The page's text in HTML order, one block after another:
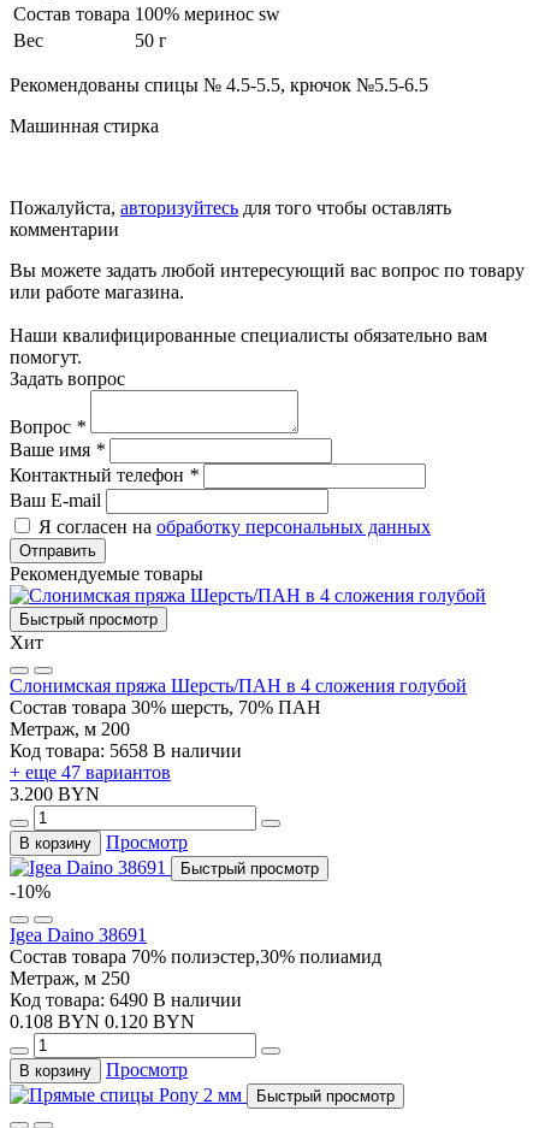
Состав товара 100% меринос sw
Вес
50 г
Рекомендованы спицы № 4.5-5.5, крючок №5.5-6.5
Машинная стирка
Пожалуйста, авторизуйтесь для того чтобы оставлять
комментарии
Вы можете задать любой интересующий вас вопрос по товару
или работе магазина.
Наши квалифицированные специалисты обязательно вам
помогут.
Задать вопрос
Вопрос *
Ваше имя *
Контактный телефон *
Ваш E-mail
Я согласен на обработку персональных данных
Отправить
Рекомендуемые товары
Быстрый просмотр
Хит
Слонимская пряжа Шерсть/ПАН в 4 сложения голубой
Состав товара 30% шерсть, 70% ПАН
Метраж, м 200
Код товара: 5658 В наличии
+ еще 47 вариантов
3.200 BYN
В корзину Просмотр
Быстрый просмотр
-10%
Igea Daino 38691
Состав товара 70% полиэстер,30% полиамид
Метраж, м 250
Код товара: 6490 В наличии
0.108 BYN 0.120 BYN
В корзину Просмотр
Быстрый просмотр